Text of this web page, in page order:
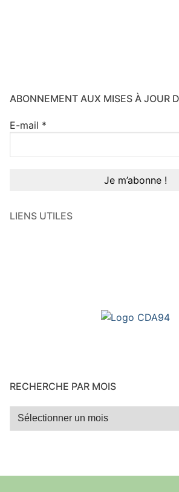
ABONNEMENT AUX MISES À JOUR
E-mail *
LIENS UTILES
RECHERCHE PAR MOIS
Recherche